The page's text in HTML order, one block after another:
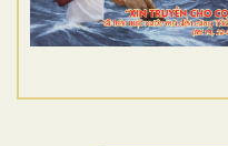
ĐOÀN THỂ CG
ĐIỂM HÀNH HƯƠNG